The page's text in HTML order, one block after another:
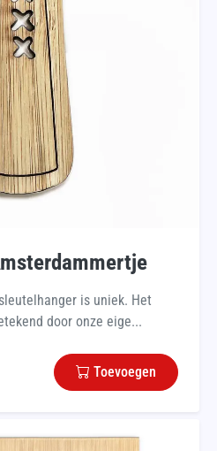
is uniek. Het
door onze eige...
Toevoegen